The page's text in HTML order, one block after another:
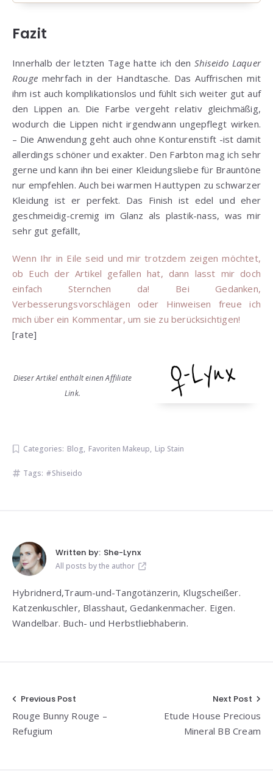
Fazit
Innerhalb der letzten Tage hatte ich den Shiseido Laquer
Rouge mehrfach in der Handtasche. Das Auffrischen mit
ihm ist auch komplikationslos und fühlt sich weiter gut auf
den Lippen an. Die Farbe vergeht relativ gleichmäßig,
wodurch die Lippen nicht irgendwann ungepflegt wirken.
– Die Anwendung geht auch ohne Konturenstift -ist damit
allerdings schöner und exakter. Den Farbton mag ich sehr
gerne und kann ihn bei einer Kleidungsliebe für Brauntöne
nur empfehlen. Auch bei warmen Hauttypen zu schwarzer
Kleidung ist er perfekt. Das Finish ist edel und eher
geschmeidig-cremig im Glanz als plastik-nass, was mir
sehr gut gefällt,
Wenn Ihr in Eile seid und mir trotzdem zeigen möchtet,
ob Euch der Artikel gefallen hat, dann lasst mir doch
einfach Sternchen da! Bei Gedanken,
Verbesserungsvorschlägen oder Hinweisen freue ich
mich über ein Kommentar, um sie zu berücksichtigen!
[rate]
Dieser Artikel enthält einen Affiliate
Link.
Categories: Blog, Favoriten Makeup, Lip Stain
Tags: Shiseido
Written by: She-Lynx
All posts by the author
Hybridnerd,Traum-und-Tangotänzerin, Klugscheißer.
Katzenkuschler, Blasshaut, Gedankenmacher. Eigen.
Wandelbar. Buch- und Herbstliebhaberin.
Beitragsnavigation
Previous Post
Rouge Bunny Rouge –
Refugium
Next Post
Etude House Precious
Mineral BB Cream